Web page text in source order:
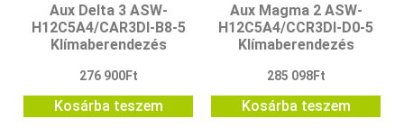
Aux Delta 3 ASW-
H12C5A4/CAR3DI-B8-5
Klímaberendezés
276 900Ft
Kosárba teszem
Aux Magma 2 ASW-
H12C5A4/CCR3DI-D0-5
Klímaberendezés
285 098Ft
Kosárba teszem